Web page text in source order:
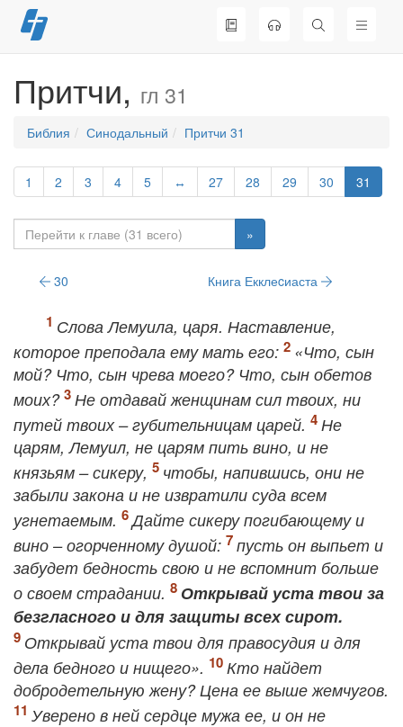
Перейти
к
Притчи, гл 31
Библия Синодальный Притчи 31
1 2 3 4 5 ↔ 27 28 29 30 31
»
30 Книга Екклеcиаста
Слова Лемуила, царя. Наставление,
которое преподала ему мать его:
«Что, сын
мой? Что, сын чрева моего? Что, сын обетов
моих?
Не отдавай женщинам сил твоих, ни
путей твоих – губительницам царей.
Не
царям, Лемуил, не царям пить вино, и не
князьям – сикеру,
чтобы, напившись, они не
забыли закона и не извратили суда всем
угнетаемым.
Дайте сикеру погибающему и
вино – огорченному душой:
пусть он выпьет и
забудет бедность свою и не вспомнит больше
о своем страдании.
Открывай уста твои за
безгласного и для защиты всех сирот.
Открывай уста твои для правосудия и для
дела бедного и нищего».
Кто найдет
добродетельную жену? Цена ее выше жемчугов.
Уверено в ней сердце мужа ее, и он не